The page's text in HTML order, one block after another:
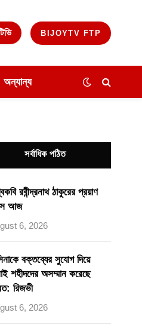
BIJOYTV FTP
অন্যান্য
সর্বাধিক পঠিত
রবীন্দ্রনাথ ঠাকুরের প্রয়াণ
আজ
6, 2026
বক্তব্যের সুযোগ দিয়ে
শহীদদের অসম্মান করেছে
রিজভী
6, 2026